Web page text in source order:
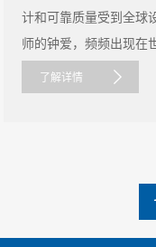
计和可靠质量受到全球
师的钟爱，频频出现在
各地高端......
了解详情